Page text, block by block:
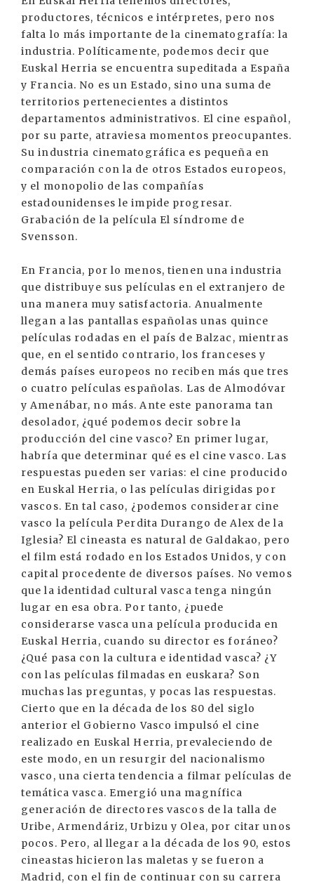
productores, técnicos e intérpretes, pero nos
falta lo más importante de la cinematografía: la
industria. Políticamente, podemos decir que
Euskal Herria se encuentra supeditada a España
y Francia. No es un Estado, sino una suma de
territorios pertenecientes a distintos
departamentos administrativos. El cine español,
por su parte, atraviesa momentos preocupantes.
Su industria cinematográfica es pequeña en
comparación con la de otros Estados europeos,
y el monopolio de las compañías
estadounidenses le impide progresar.
Grabación de la película El síndrome de
Svensson.
En Francia, por lo menos, tienen una industria
que distribuye sus películas en el extranjero de
una manera muy satisfactoria. Anualmente
llegan a las pantallas españolas unas quince
películas rodadas en el país de Balzac, mientras
que, en el sentido contrario, los franceses y
demás países europeos no reciben más que tres
o cuatro películas españolas. Las de Almodóvar
y Amenábar, no más. Ante este panorama tan
desolador, ¿qué podemos decir sobre la
producción del cine vasco? En primer lugar,
habría que determinar qué es el cine vasco. Las
respuestas pueden ser varias: el cine producido
en Euskal Herria, o las películas dirigidas por
vascos. En tal caso, ¿podemos considerar cine
vasco la película Perdita Durango de Alex de la
Iglesia? El cineasta es natural de Galdakao, pero
el film está rodado en los Estados Unidos, y con
capital procedente de diversos países. No vemos
que la identidad cultural vasca tenga ningún
lugar en esa obra. Por tanto, ¿puede
considerarse vasca una película producida en
Euskal Herria, cuando su director es foráneo?
¿Qué pasa con la cultura e identidad vasca? ¿Y
con las películas filmadas en euskara? Son
muchas las preguntas, y pocas las respuestas.
Cierto que en la década de los 80 del siglo
anterior el Gobierno Vasco impulsó el cine
realizado en Euskal Herria, prevaleciendo de
este modo, en un resurgir del nacionalismo
vasco, una cierta tendencia a filmar películas de
temática vasca. Emergió una magnífica
generación de directores vascos de la talla de
Uribe, Armendáriz, Urbizu y Olea, por citar unos
pocos. Pero, al llegar a la década de los 90, estos
cineastas hicieron las maletas y se fueron a
Madrid, con el fin de continuar con su carrera